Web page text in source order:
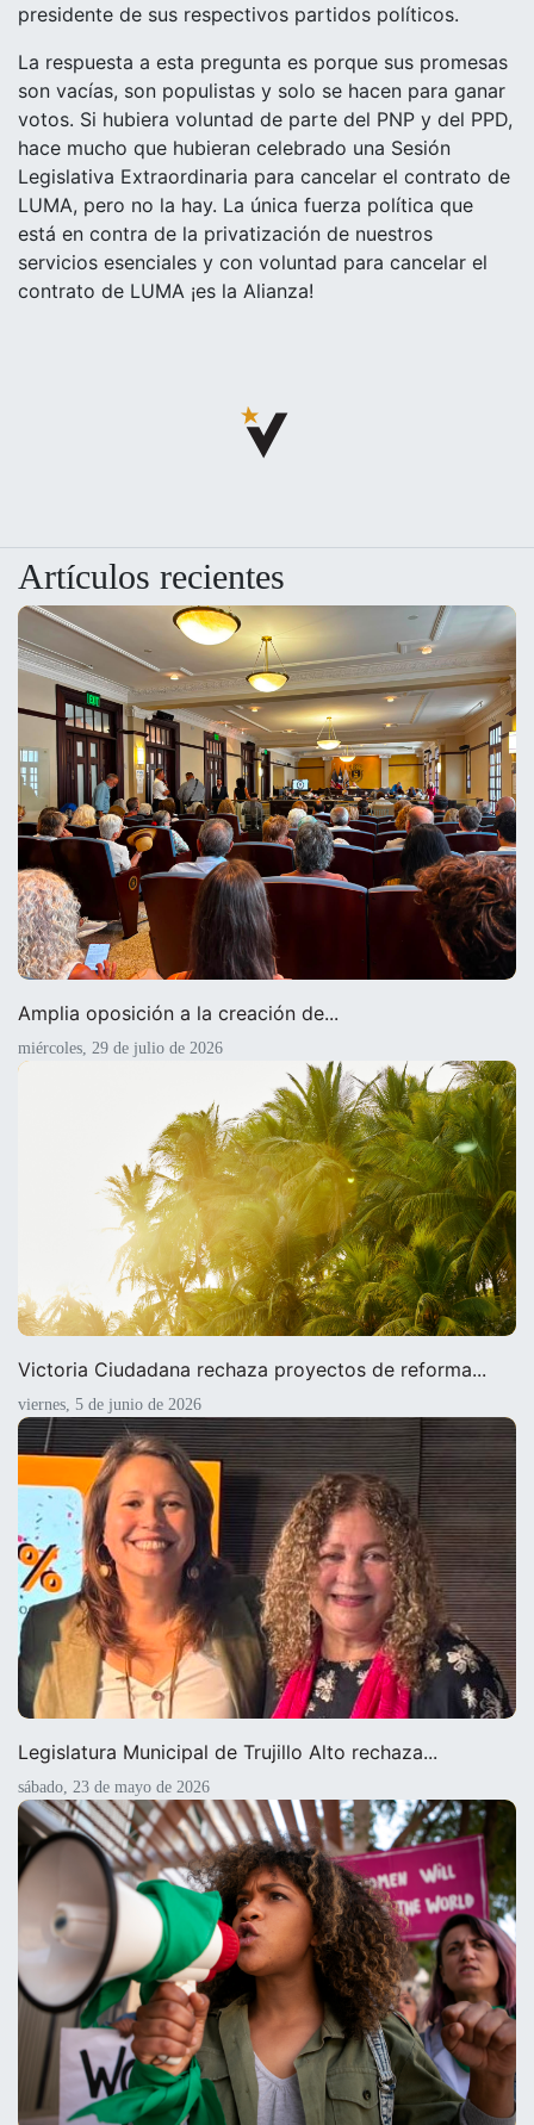
presidente de sus respectivos partidos políticos.
La respuesta a esta pregunta es porque sus promesas
son vacías, son populistas y solo se hacen para ganar
votos. Si hubiera voluntad de parte del PNP y del PPD,
hace mucho que hubieran celebrado una Sesión
Legislativa Extraordinaria para cancelar el contrato de
LUMA, pero no la hay. La única fuerza política que
está en contra de la privatización de nuestros
servicios esenciales y con voluntad para cancelar el
contrato de LUMA ¡es la Alianza!
Artículos recientes
Amplia oposición a la creación de...
miércoles, 29 de julio de 2026
Victoria Ciudadana rechaza proyectos de reforma...
viernes, 5 de junio de 2026
Legislatura Municipal de Trujillo Alto rechaza...
sábado, 23 de mayo de 2026